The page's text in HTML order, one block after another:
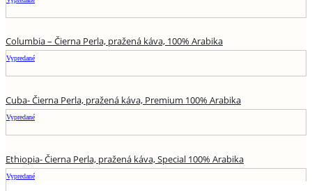
Columbia – Čierna Perla, pražená káva, 100% Arabika
Vypredané
Cuba- Čierna Perla, pražená káva, Premium 100% Arabika
Vypredané
Ethiopia- Čierna Perla, pražená káva, Special 100% Arabika
Vypredané